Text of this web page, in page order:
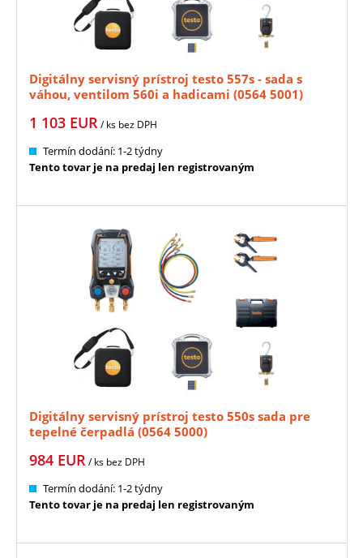
Digitálny servisný prístroj testo 557s - sada s
váhou, ventilom 560i a hadicami (0564 5001)
1 103 EUR/ ks bez DPH
Termín dodání: 1-2 týdny
Tento tovar je na predaj len registrovaným
Digitálny servisný prístroj testo 550s sada pre
tepelné čerpadlá (0564 5000)
984 EUR/ ks bez DPH
Termín dodání: 1-2 týdny
Tento tovar je na predaj len registrovaným